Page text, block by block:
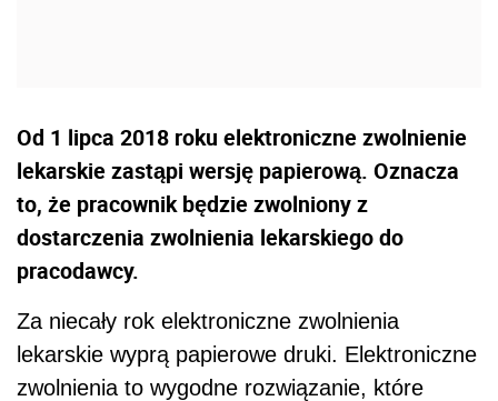
Od 1 lipca 2018 roku elektroniczne zwolnienie
lekarskie zastąpi wersję papierową. Oznacza
to, że pracownik będzie zwolniony z
dostarczenia zwolnienia lekarskiego do
pracodawcy.
Za niecały rok elektroniczne zwolnienia
lekarskie wyprą papierowe druki. Elektroniczne
zwolnienia to wygodne rozwiązanie, które